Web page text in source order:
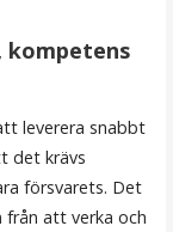
leverera snabbt
det krävs
försvarets. Det
från att verka och